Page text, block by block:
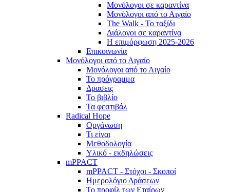
Μονόλογοι σε καραντίνα
Μονόλογοι από το Αιγαίο
The Walk - Το ταξίδι
Διάλογοι σε καραντίνα
Η επιμόρφωση 2025-2026
Επικοινωνία
Μονόλογοι από το Αιγαίο
Μονόλογοι από το Αιγαίο
Το πρόγραμμα
Δρασεις
Το βιβλίο
Τα φεστιβάλ
Radical Hope
Οργάνωση
Τι είναι
Μεθοδολογία
Υλικό - εκδηλώσεις
mPPACT
mPPACT - Στόχοι - Σκοποί
Ημερολόγιο Δράσεων
Το προφίλ των Εταίρων